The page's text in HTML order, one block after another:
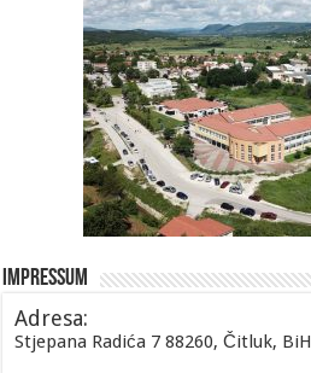
Impressum
Adresa:
Stjepana Radića 7 88260, Čitluk, BiH